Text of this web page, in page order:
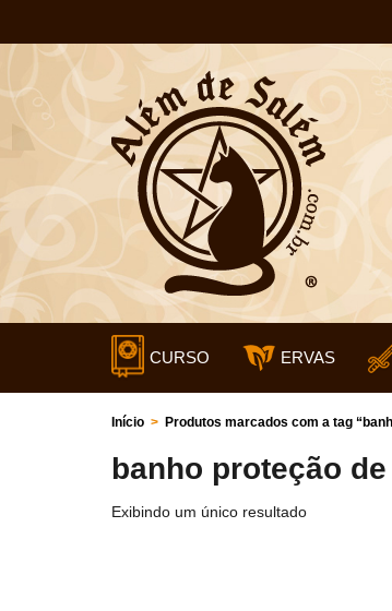
CURSO ERVAS
Início > Produtos marcados com a tag
banho proteção
Exibindo um único resultado